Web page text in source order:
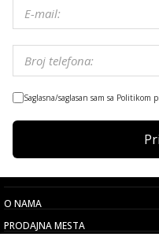
Saglasna/saglasan sam sa Politikom
O NAMA
PRODAJNA MESTA